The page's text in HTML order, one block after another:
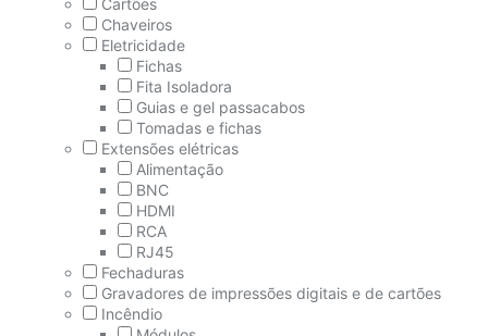
Cartões
Chaveiros
Eletricidade
Fichas
Fita Isoladora
Guias e gel passacabos
Tomadas e fichas
Extensões elétricas
Alimentação
BNC
HDMI
RCA
RJ45
Fechaduras
Gravadores de impressões digitais e de cartões
Incêndio